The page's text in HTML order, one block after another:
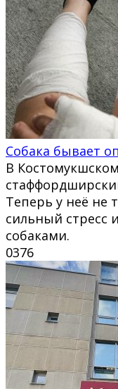
Собака бывает
В
Теперь у неё не
сильный стресс
собаками.
0376